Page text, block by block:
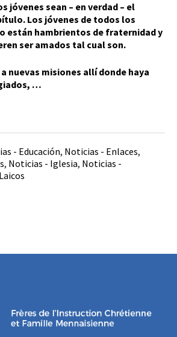
jóvenes sean – en verdad – el
Los jóvenes de todos los
están hambrientos de fraternidad y
ser amados tal cual son.
nuevas misiones allí donde haya
…
- Educación, Noticias - Enlaces,
, Noticias - Iglesia, Noticias -